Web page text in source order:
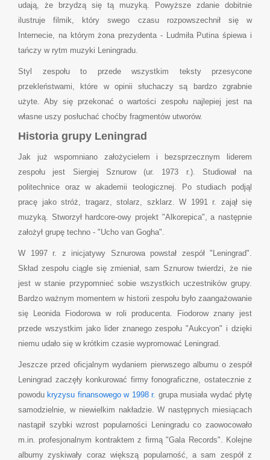
udają, że brzydzą się tą muzyką. Powyższe zdanie dobitnie
ilustruje filmik, który swego czasu rozpowszechnił się w
Internecie, na którym żona prezydenta - Ludmiła Putina śpiewa i
tańczy w rytm muzyki Leningradu.
Styl zespołu to przede wszystkim teksty przesycone
przekleństwami, które w opinii słuchaczy są bardzo zgrabnie
użyte. Aby się przekonać o wartości zespołu najlepiej jest na
własne uszy posłuchać choćby fragmentów utworów.
Historia grupy Leningrad
Jak już wspomniano założycielem i bezsprzecznym liderem
zespołu jest Siergiej Sznurow (ur. 1973 r.). Studiował na
politechnice oraz w akademii teologicznej. Po studiach podjąl
pracę jako stróż, tragarz, stolarz, szklarz. W 1991 r. zajął się
muzyką. Stworzył hardcore-owy projekt "Alkorepica", a następnie
założył grupę techno - "Ucho van Gogha".
W 1997 r. z inicjatywy Sznurowa powstał zespół "Leningrad".
Skład zespołu ciągle się zmieniał, sam Sznurow twierdzi, że nie
jest w stanie przypomnieć sobie wszystkich uczestników grupy.
Bardzo ważnym momentem w historii zespołu było zaangażowanie
się Leonida Fiodorowa w roli producenta. Fiodorow znany jest
przede wszystkim jako lider znanego zespołu "Aukcyon" i dzięki
niemu udało się w krótkim czasie wypromować Leningrad.
Jeszcze przed oficjalnym wydaniem pierwszego albumu o zespół
Leningrad zaczęły konkurować firmy fonograficzne, ostatecznie z
powodu kryzysu finansowego w 1998 r. grupa musiała wydać płytę
samodzielnie, w niewielkim nakładzie. W następnych miesiącach
nastąpił szybki wzrost popularności Leningradu co zaowocowało
m.in. profesjonalnym kontraktem z firmą "Gala Records". Kolejne
albumy zyskiwały coraz większą popularność, a sam zespół z